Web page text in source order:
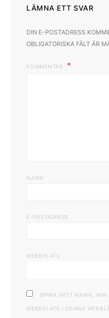
LÄMNA ETT SVAR
DIN E-POSTADRESS
OBLIGATORISKA FÄLT ÄR
KOMMENTAR
NAMN
E-POSTADRESS
WEBBPLATS
SPARA MITT NAMN, MIN
WEBBPLATS I DENNA